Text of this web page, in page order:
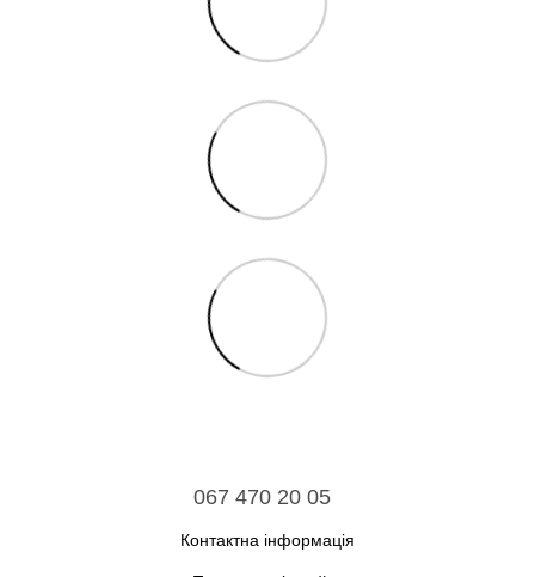
067 470 20 05
Контактна інформація